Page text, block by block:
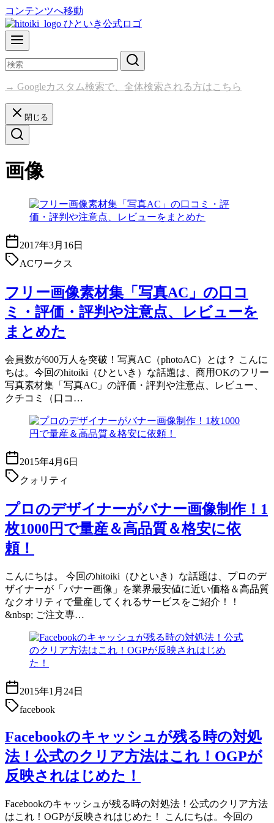
コンテンツへ移動
→ Googleカスタム検索で、全体検索される方はこちら
閉じる
画像
2017年3月16日
ACワークス
フリー画像素材集「写真AC」の口コ
ミ・評価・評判や注意点、レビューを
まとめた
会員数が600万人を突破！写真AC（photoAC）とは？ こんに
ちは。今回のhitoiki（ひといき）な話題は、商用OKのフリー
写真素材集「写真AC」の評価・評判や注意点、レビュー、
クチコミ（口コ…
2015年4月6日
クォリティ
プロのデザイナーがバナー画像制作！1
枚1000円で量産＆高品質＆格安に依
頼！
こんにちは。 今回のhitoiki（ひといき）な話題は、プロのデ
ザイナーが「バナー画像」を業界最安値に近い価格＆高品質
なクオリティで量産してくれるサービスをご紹介！！
&nbsp; ご注文専…
2015年1月24日
facebook
Facebookのキャッシュが残る時の対処
法！公式のクリア方法はこれ！OGPが
反映されはじめた！
Facebookのキャッシュが残る時の対処法！公式のクリア方法
はこれ！OGPが反映されはじめた！ こんにちは。今回の